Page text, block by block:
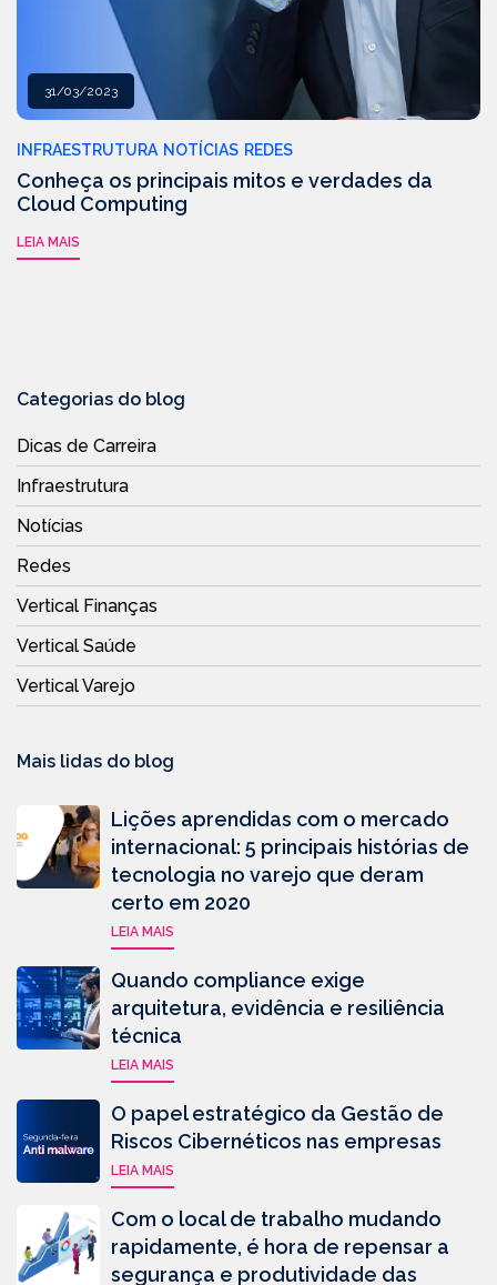
31/03/2023
INFRAESTRUTURA NOTÍCIAS REDES
Conheça os principais mitos e verdades da
Cloud Computing
LEIA MAIS
Categorias do blog
Dicas de Carreira
Infraestrutura
Notícias
Redes
Vertical Finanças
Vertical Saúde
Vertical Varejo
Mais lidas do blog
Lições aprendidas com o mercado
internacional: 5 principais histórias de
tecnologia no varejo que deram
certo em 2020
LEIA MAIS
Quando compliance exige
arquitetura, evidência e resiliência
técnica
LEIA MAIS
O papel estratégico da Gestão de
Riscos Cibernéticos nas empresas
LEIA MAIS
Com o local de trabalho mudando
rapidamente, é hora de repensar a
segurança e produtividade das